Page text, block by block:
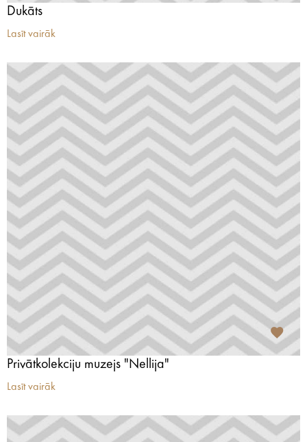
Dukāts
Lasīt vairāk
Privātkolekciju muzejs "Nellija"
Lasīt vairāk